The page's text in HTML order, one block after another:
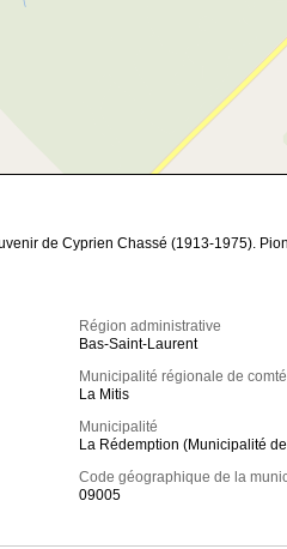
de Cyprien Chassé (1913-1975).
Région administrative
Bas-Saint-Laurent
Municipalité régionale de
La Mitis
Municipalité
La Rédemption (Municipalité
Code géographique de la
09005